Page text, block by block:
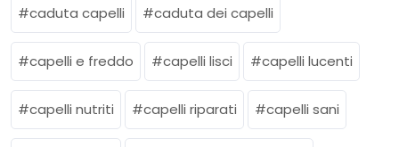
caduta capelli caduta dei capelli
capelli e freddo capelli lisci capelli lucenti
capelli nutriti capelli riparati capelli sani